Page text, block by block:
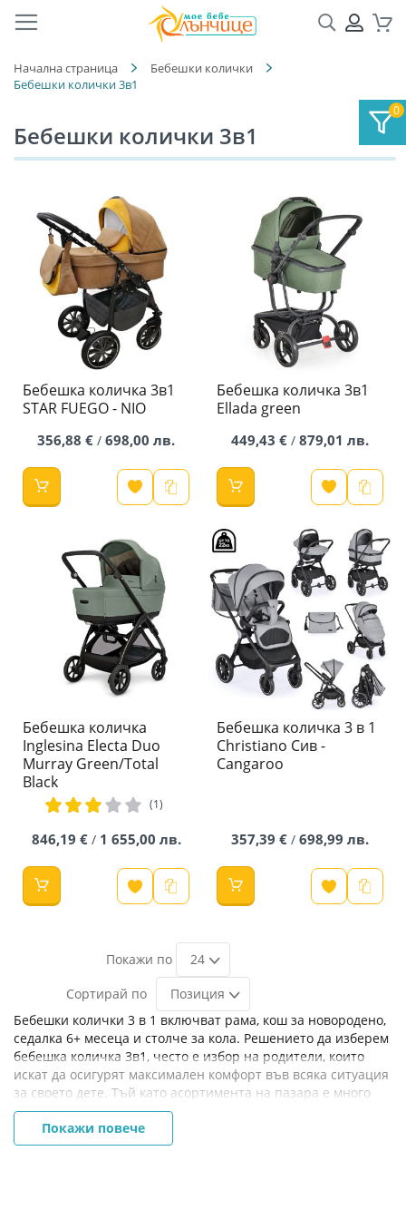
Търсене
Начална страница
Бебешки колички
Бебешки колички 3в1
Бебешки колички 3в1
Бебешка количка 3в1
STAR FUEGO - NIO
356,88 € / 698,00 лв.
Бебешка количка 3в1
Ellada green
449,43 € / 879,01 лв.
Бебешка количка
Inglesina Electa Duo
Murray Green/Total
Black
рейтинг:
(1)
846,19 €/ 1 655,00 лв.
Бебешка количка 3 в 1
Christiano Сив -
Cangaroo
357,39 € / 698,99 лв.
24
Позиция
Бебешки колички 3 в 1 включват рама, кош за новородено,
седалка 6+ месеца и столче за кола. Решението да изберем
бебешка количка 3в1, често е избор на родители, които
искат да осигурят максимален комфорт във всяка ситуация
за своето дете. Тъй като асортимента на пазара е много
богат, често бъдещите родители изпитват затруднение в
избора. Ето някои насоки как да изберем подходяща
количка 3в1 за своето бебе. На първо място ще поставим
Покажи повече